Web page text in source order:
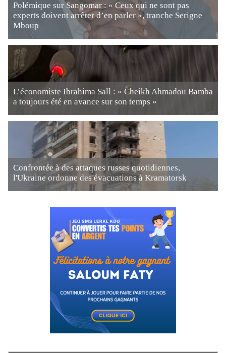
Polémique sur Sangomar : « Ceux qui ne sont pas
experts doivent arrêter d’en parler », tranche Serigne
Mboup
L’économiste Ibrahima Sall : « Cheikh Ahmadou Bamba
a toujours été en avance sur son temps »
Confrontée à des attaques russes quotidiennes,
l'Ukraine ordonne des évacuations à Kramatorsk